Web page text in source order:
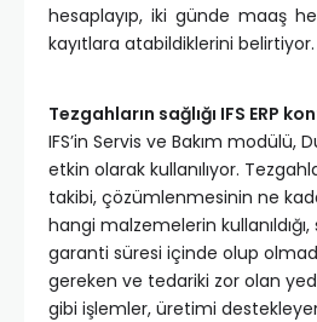
hesaplayıp, iki günde maaş
kayıtlara atabildiklerini belirtiyor.
Tezgahların sağlığı IFS ERP
IFS’in Servis ve Bakım modülü,
etkin olarak kullanılıyor.
takibi, çözümlenmesinin ne
hangi malzemelerin
garanti süresi içinde olup
gereken ve tedariki zor olan
gibi işlemler, üretimi